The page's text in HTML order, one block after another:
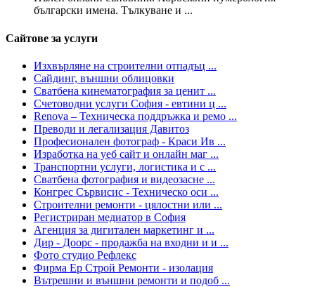
български имена. Тълкуване и ...
Сайтове за услуги
Изхвърляне на строителни отпадъц ...
Сайдинг, външни облицовки
Сватбена кинематография за ценит ...
Счетоводни услуги София - евтини ц ...
Renova – Техническа поддръжка и ремо ...
Преводи и легализация Давитоз
Професионален фотограф - Краси Ив ...
Изработка на уеб сайт и онлайн маг ...
Транспортни услуги, логистика и с ...
Сватбена фотография и видеозасне ...
Конгрес Сървисис - Техническо оси ...
Строителни ремонти - цялостни или ...
Регистриран медиатор в София
Агенция за дигитален маркетинг и ...
Дир - Доорс - продажба на входни и и ...
Фото студио Рефлекс
Фирма Ер Строй Ремонти - изолация
Вътрешни и външни ремонти и подоб ...